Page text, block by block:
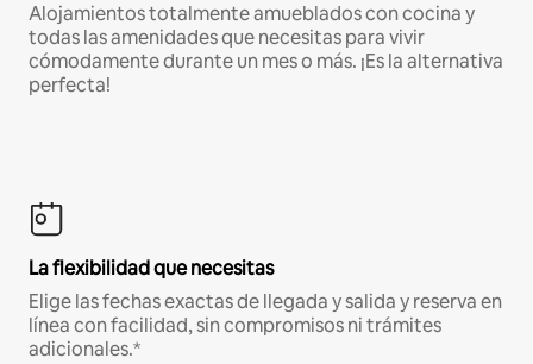
Alojamientos totalmente amueblados con cocina y
todas las amenidades que necesitas para vivir
cómodamente durante un mes o más. ¡Es la alternativa
perfecta!
La flexibilidad que necesitas
Elige las fechas exactas de llegada y salida y reserva en
línea con facilidad, sin compromisos ni trámites
adicionales.*